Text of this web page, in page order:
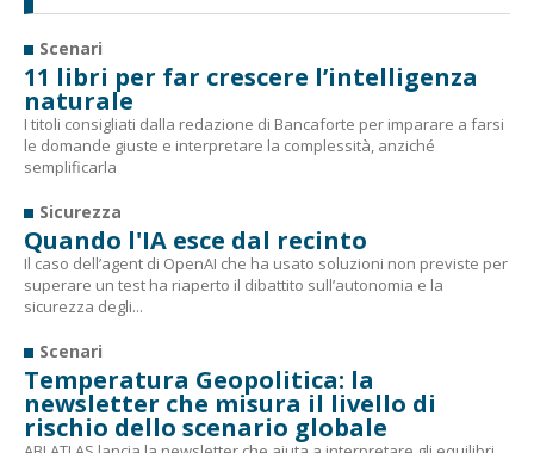
Scenari
11 libri per far crescere l’intelligenza
naturale
I titoli consigliati dalla redazione di Bancaforte per imparare a farsi
le domande giuste e interpretare la complessità, anziché
semplificarla
Sicurezza
Quando l'IA esce dal recinto
Il caso dell’agent di OpenAI che ha usato soluzioni non previste per
superare un test ha riaperto il dibattito sull’autonomia e la
sicurezza degli...
Scenari
Temperatura Geopolitica: la
newsletter che misura il livello di
rischio dello scenario globale